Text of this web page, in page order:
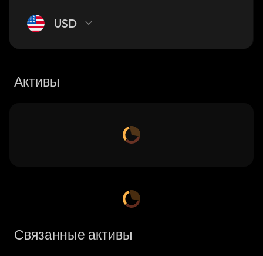
USD
Активы
Связанные активы